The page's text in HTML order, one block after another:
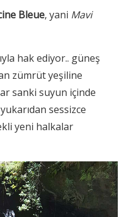
Bleue, yani Mavi
hak ediyor.. güneş
zümrüt yeşiline
sanki suyun içinde
sessizce
yeni halkalar